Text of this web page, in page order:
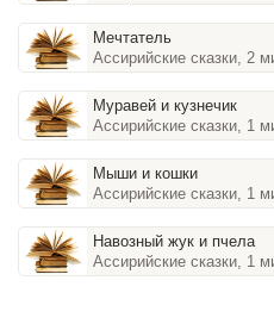
Мечтатель
Ассирийские сказки, 2
Муравей и кузнечик
Ассирийские сказки, 1
Мыши и кошки
Ассирийские сказки, 1
Навозный жук и пчела
Ассирийские сказки, 1